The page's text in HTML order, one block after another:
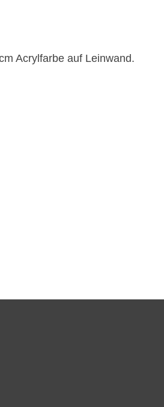
Acrylfarbe auf Leinwand.